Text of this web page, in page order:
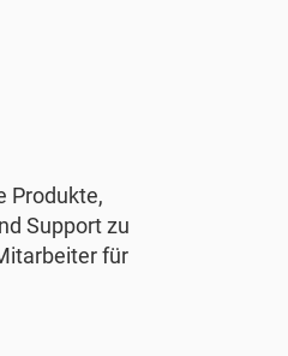
Produkte,
Support zu
für